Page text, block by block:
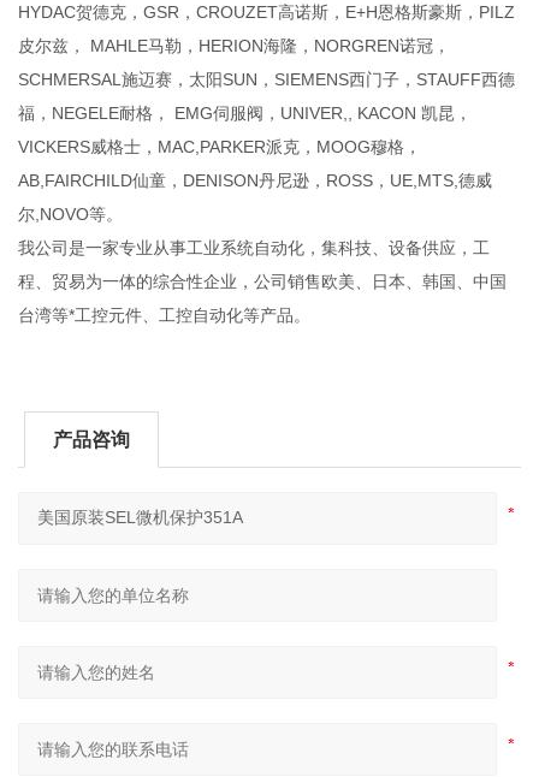
HYDAC贺德克，GSR，CROUZET高诺斯，E+H恩格斯豪斯，PILZ
皮尔兹， MAHLE马勒，HERION海隆，NORGREN诺冠，
SCHMERSAL施迈赛，太阳SUN，SIEMENS西门子，STAUFF西德
福，NEGELE耐格， EMG伺服阀，UNIVER,, KACON 凯昆，
VICKERS威格士，MAC,PARKER派克，MOOG穆格，
AB,FAIRCHILD仙童，DENISON丹尼逊，ROSS，UE,MTS,德威
尔,NOVO等。
我公司是一家专业从事工业系统自动化，集科技、设备供应，工
程、贸易为一体的综合性企业，公司销售欧美、日本、韩国、中国
台湾等*工控元件、工控自动化等产品。
产品咨询